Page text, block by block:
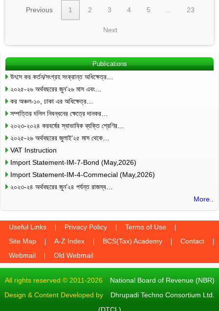
Previous 1 2 3 4 5 23
Next
Publications
উৎসে কর কর্তন/সংগ্রহ সংক্রান্ত অধিক্ষেত্র…
২০২৫-২৬ অর্থবছরের জুন’২৬ মাস এবং…
কর অঞ্চল-১০, ঢাকা এর অধিক্ষেত্র…
সম্পত্তির দলিল নিবন্ধনের ক্ষেত্রে দানকর…
২০২৩-২০২৪ করবর্ষের স্বাভাবিক ব্যক্তি শ্রেণির…
২০২৫-২৬ অর্থবছরের জুলাই’২৫ মাস থেকে…
VAT Instruction
Import Statement-IM-7-Bond (May,2026)
Import Statement-IM-4-Commecial (May,2026)
২০২৩-২৪ অর্থবছরের জুন’২৪ পর্যন্ত রাজস্ব…
More..
Useful Links Privacy Policy
Terms of Use
Site Map
A-Z Index BCS(Tax) Academy
Contact
Webmail
Old Webmail
All rights reserved © 2011-2026 National Board of Revenue (NBR)
Design & Content Developed by Dhrupadi Techno Consortium Ltd.
(DTCL)